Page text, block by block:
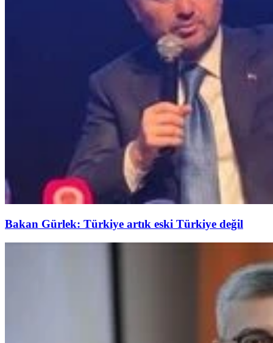
Bakan Gürlek: Türkiye artık eski Türkiye değil